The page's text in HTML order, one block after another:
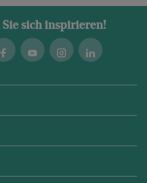
Sie sich inspirieren!
YoutubeInstagramLinkedin